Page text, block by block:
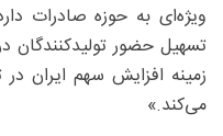
ویژه‌ای به حوزه صادرات
تسهیل حضور تولیدکنندگان
زمینه افزایش سهم ایران
می‌کند.»